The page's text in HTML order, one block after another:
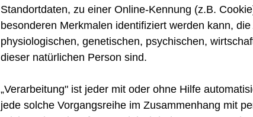
Standortdaten, zu einer Online-Kennung (z.B.
besonderen Merkmalen identifiziert werden kann,
physiologischen, genetischen, psychischen,
dieser natürlichen Person sind.
„Verarbeitung" ist jeder mit oder ohne Hilfe
jede solche Vorgangsreihe im Zusammenhang mit